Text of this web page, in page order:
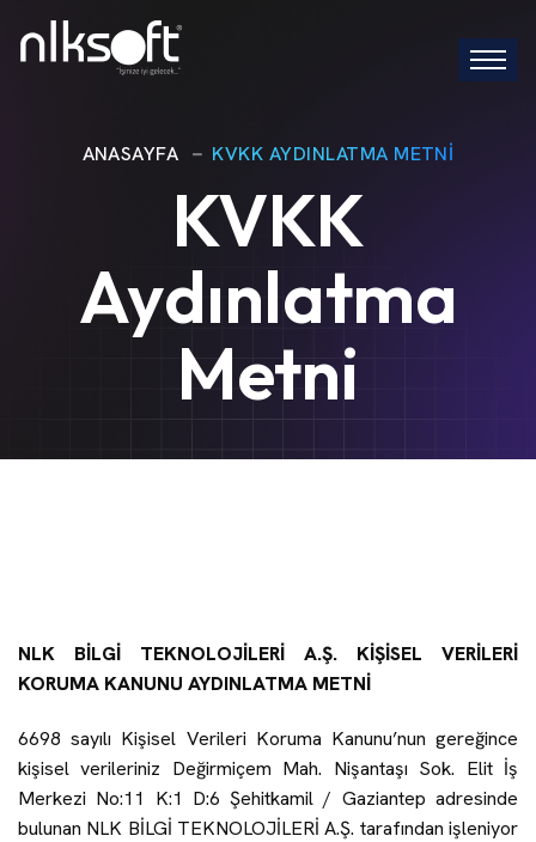
ANASAYFA KVKK AYDINLATMA METNI
KVKK
Aydınlatma
Metni
NLK BİLGİ TEKNOLOJİLERİ A.Ş. KİŞİSEL VERİLERİ
KORUMA KANUNU AYDINLATMA METNİ
6698 sayılı Kişisel Verileri Koruma Kanunu’nun gereğince
kişisel verileriniz Değirmiçem Mah. Nişantaşı Sok. Elit İş
Merkezi No:11 K:1 D:6 Şehitkamil / Gaziantep adresinde
bulunan NLK BİLGİ TEKNOLOJİLERİ A.Ş. tarafından işleniyor